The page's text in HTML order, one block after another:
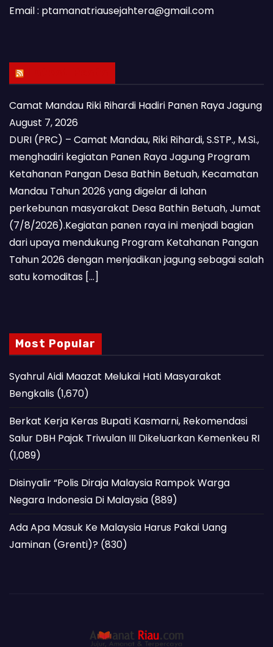
Email : ptamanatriausejahtera@gmail.com
Camat Mandau Riki Rihardi Hadiri Panen Raya Jagung
August 7, 2026
DURI (PRC) – Camat Mandau, Riki Rihardi, S.STP., M.Si.,
menghadiri kegiatan Panen Raya Jagung Program
Ketahanan Pangan Desa Bathin Betuah, Kecamatan
Mandau Tahun 2026 yang digelar di lahan
perkebunan masyarakat Desa Bathin Betuah, Jumat
(7/8/2026).Kegiatan panen raya ini menjadi bagian
dari upaya mendukung Program Ketahanan Pangan
Tahun 2026 dengan menjadikan jagung sebagai salah
satu komoditas […]
Most Popular
Syahrul Aidi Maazat Melukai Hati Masyarakat
Bengkalis (1,670)
Berkat Kerja Keras Bupati Kasmarni, Rekomendasi
Salur DBH Pajak Triwulan III Dikeluarkan Kemenkeu RI
(1,089)
Disinyalir “Polis Diraja Malaysia Rampok Warga
Negara Indonesia Di Malaysia (889)
Ada Apa Masuk Ke Malaysia Harus Pakai Uang
Jaminan (Grenti)? (830)